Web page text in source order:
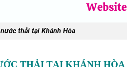
thải tại Khánh Hòa
THẢI TẠI KHÁNH HÒA